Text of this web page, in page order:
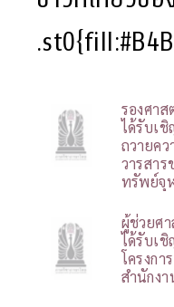
รองศา
ได้รับเ
ถวายค
วารสา
ทรัพย์จุ
ผู้ช่วยศ
ได้รับเ
โครงก
สำนักง